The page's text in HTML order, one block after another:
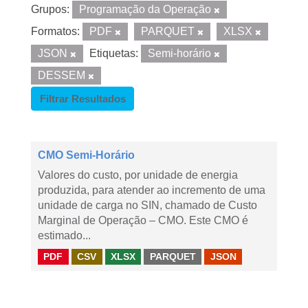
Grupos:
Programação da Operação
Formatos:
PDF PARQUET
XLSX
JSON
Etiquetas:
Semi-horário
DESSEM
Filtrar Resultados
CMO Semi-Horário
Valores do custo, por unidade de energia
produzida, para atender ao incremento de uma
unidade de carga no SIN, chamado de Custo
Marginal de Operação – CMO. Este CMO é
estimado...
PDF CSV XLSX PARQUET JSON